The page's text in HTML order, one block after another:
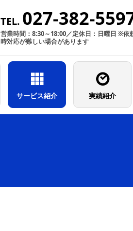
TEL. 027-382-
営業時間：8:30～18:00／定休日：日曜日 ※依
時対応が難しい場合があります
サービス紹介 実績紹介